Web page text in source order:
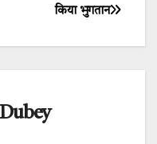
किया भुगतान